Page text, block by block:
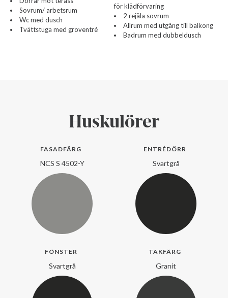
Sovrum/ arbetsrum
Wc med dusch
Tvättstuga med groventré
för klädförvaring
2 rejäla sovrum
Allrum med utgång till balkong
Badrum med dubbeldusch
Huskulörer
FASADFÄRG
NCS S 4502-Y
ENTRÉDÖRR
Svartgrå
FÖNSTER
Svartgrå
TAKFÄRG
Granit